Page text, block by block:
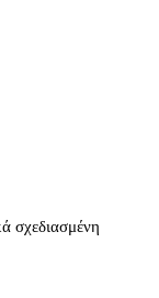
σχεδιασμένη